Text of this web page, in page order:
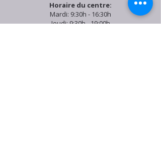
Horaire du centre:
Mardi: 9:30h - 16:30h
Jeudi: 9:30h - 19:00h